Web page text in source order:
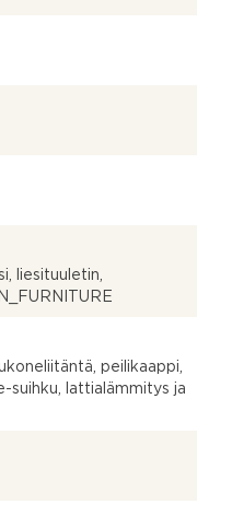
liesituuletin,
peilikaappi,
suihku, lattialämmitys ja